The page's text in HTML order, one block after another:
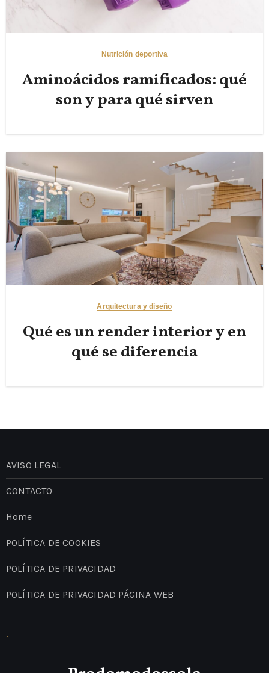
Nutrición deportiva
Aminoácidos ramificados: qué
son y para qué sirven
Arquitectura y diseño
Qué es un render interior y en
qué se diferencia
AVISO LEGAL
CONTACTO
Home
POLÍTICA DE COOKIES
POLÍTICA DE PRIVACIDAD
POLÍTICA DE PRIVACIDAD PÁGINA WEB
.